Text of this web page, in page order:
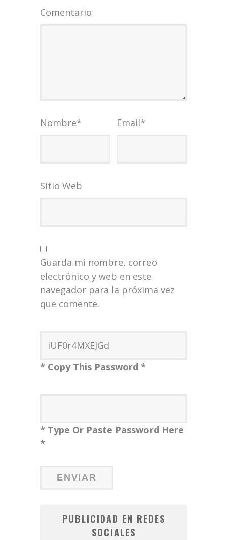
Comentario
Nombre* Email*
Sitio Web
Guarda mi nombre, correo
electrónico y web en este
navegador para la próxima vez
que comente.
* Copy This Password *
* Type Or Paste Password Here
*
PUBLICIDAD EN REDES
SOCIALES